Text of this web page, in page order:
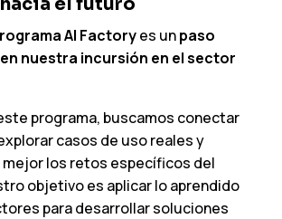
AI Factoryes unpaso
nuestra incursión en el sector
programa, buscamos conectar
casos de uso reales y
los retos específicos del
objetivo es aplicar lo aprendido
para desarrollar soluciones